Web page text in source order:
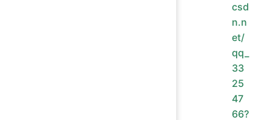
csd
n.n
et/
qq_
33
25
47
66?